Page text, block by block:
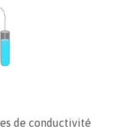
de conductivité